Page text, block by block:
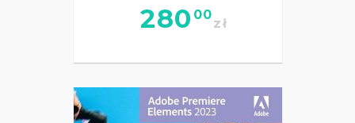
280 00
zł